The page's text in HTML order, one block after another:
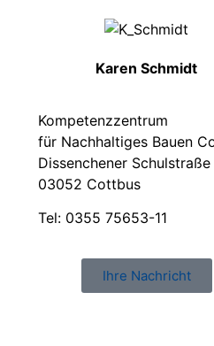
Karen Schmidt
Kompetenzzentrum
für Nachhaltiges Bauen
Dissenchener Schulstraße
03052 Cottbus
Tel: 0355 75653-11
Ihre Nachricht